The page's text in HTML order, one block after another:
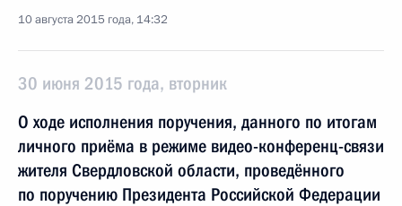
10 августа 2015 года, 14:32
30 июня 2015 года, вторник
О ходе исполнения поручения, данного по итогам
личного приёма в режиме видео-конференц-связи
жителя Свердловской области, проведённого
по поручению Президента Российской Федерации